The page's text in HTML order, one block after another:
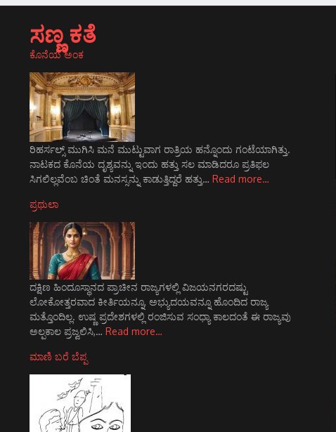
ಸಣ್ಣ ಕತೆ
ಕೊನೆಯ ಅಂಕ
ರಿಹರ್ಸಲ್ಸ್ ಮುಗಿಸಿ ಮನೆ ಮುಟ್ಟುವಾಗ ರಾತ್ರಿಯ ಹನ್ನೊಂದು ಗಂಟೆಯಾಗಿತ್ತು.
ನಾಟಕದ ಕೊನೆಯ ದೃಶ್ಯವನ್ನು ಇಂದು ಹತ್ತು ಸಲ ಮಾಡಿದರೂ ಪ್ರತಿಫಲ
ಸಿಗಲಿಲ್ಲವೆಂಬ ಚಿಂತೆ ಮನಸ್ಸನ್ನು ಕಾಡುತ್ತಿದ್ದರೆ ಹತ್ತು… Read more…
ಪ್ರಥುಲಾ
ದಕ್ಷಿಣ ಹಿಂದೂಸ್ಥಾನದ ಪ್ರಾಚೀನ ರಾಜ್ಯಗಳಲ್ಲಿ ವಿಜಯನಗರದಷ್ಟು
ಲೋಕೋತ್ತರವಾದ ಕೀರ್ತಿಯನ್ನೂ, ಅಭ್ಯುದಯವನ್ನೂ ಹೊಂದಿದ ರಾಜ್ಯ
ಮತ್ತೊಂದಿಲ್ಲ. ಉಷ್ಣ ಪ್ರದೇಶಗಳಲ್ಲಿ ರಂಜಿಸುವ ಸಂಧ್ಯಾ ಕಾಲದಂತೆ ಈ ರಾಜ್ಯವು
ಅಲ್ಪಕಾಲ ಪ್ರಜ್ವಲಿಸಿ,… Read more…
ಮಾಣಿ ಬರೆ ಬೆಪ್ಪ